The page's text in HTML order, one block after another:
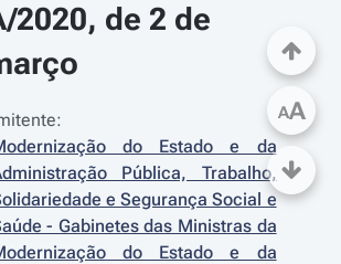
2020, de 2 de
do Estado e da
Pública, Trabalho,
e Segurança Social e
- Gabinetes das Ministras da
do Estado e da
AA